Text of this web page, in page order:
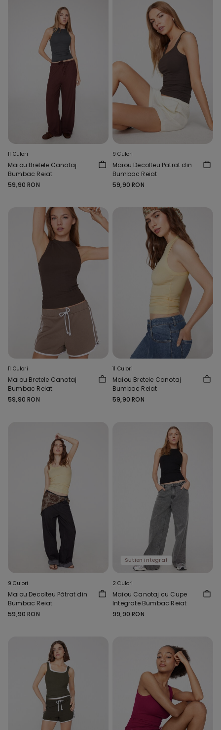
11 Culori
Maiou Bretele Canotaj
Bumbac Reiat
59,90 RON
9 Culori
Maiou Decolteu Pătrat din
Bumbac Reiat
59,90 RON
11 Culori
Maiou Bretele Canotaj
Bumbac Reiat
59,90 RON
11 Culori
Maiou Bretele Canotaj
Bumbac Reiat
59,90 RON
9 Culori
Maiou Decolteu Pătrat din
Bumbac Reiat
59,90 RON
Sutien integrat
2 Culori
Maiou Canotaj cu Cupe
Integrate Bumbac Reiat
99,90 RON